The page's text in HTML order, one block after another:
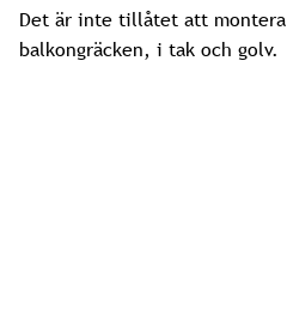
Det är inte tillåtet att montera
balkongräcken, i tak och golv.